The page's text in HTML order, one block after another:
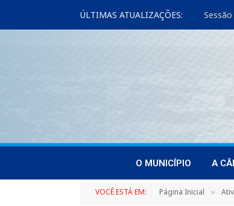
ÚLTIMAS ATUALIZAÇÕES:
O MUNICÍPIO A
VOCÊ ESTÁ EM: Página Inicial »